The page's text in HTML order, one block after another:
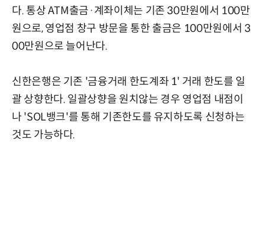
다. 통상 ATM출금·계좌이체는 기존 30만원에서 100만
원으로, 영업점 창구 방문을 통한 출금은 100만원에서 3
00만원으로 늘어난다.
신한은행은 기존 '금융거래 한도계좌 1' 거래 한도를 일
괄 상향한다. 일괄상향을 원치않는 경우 영업점 내점이
나 'SOL뱅크'를 통해 기존한도를 유지하도록 신청하는
것도 가능하다.